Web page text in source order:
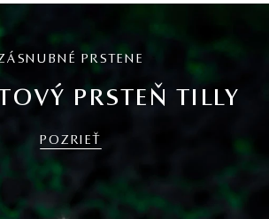
PRSTENE
PRSTEŇ TILLY
POZRIEŤ